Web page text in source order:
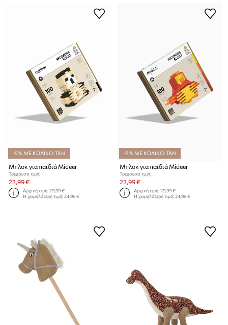
-5% ΜΕ ΚΩΔΙΚΟ: TAN
Μπλοκ για παιδιά Mideer
Τρέχουσα τιμή:
23,99 €
Αρχική τιμή:29,99 €
Η χαμηλότερη τιμή:24,99 €
-5% ΜΕ ΚΩΔΙΚΟ: TAN
Μπλοκ για παιδιά Mideer
Τρέχουσα τιμή:
23,99 €
Αρχική τιμή:29,99 €
Η χαμηλότερη τιμή:24,99 €